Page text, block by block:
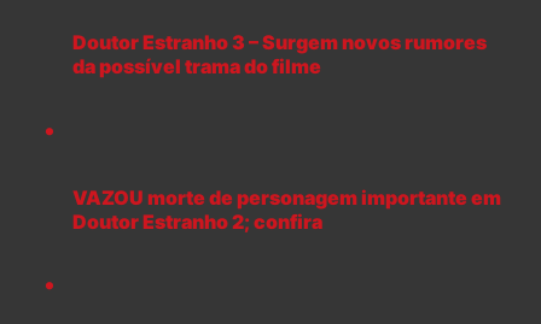
Doutor Estranho 3 – Surgem novos rumores
da possível trama do filme
VAZOU morte de personagem importante em
Doutor Estranho 2; confira